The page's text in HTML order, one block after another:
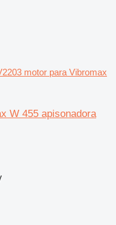
motor para Vibromax
W 455 apisonadora